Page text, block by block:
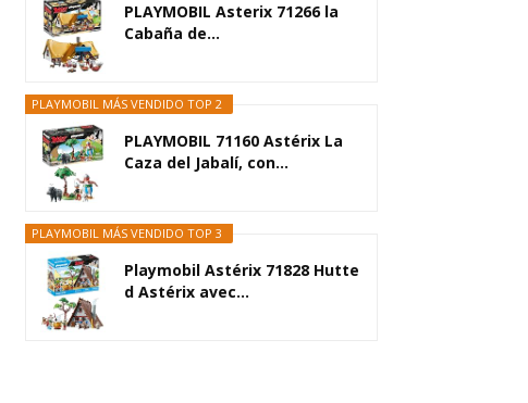
PLAYMOBIL Asterix 71266 la
Cabaña de...
PLAYMOBIL MÁS VENDIDO TOP 2
PLAYMOBIL 71160 Astérix La
Caza del Jabalí, con...
PLAYMOBIL MÁS VENDIDO TOP 3
Playmobil Astérix 71828 Hutte
d Astérix avec...